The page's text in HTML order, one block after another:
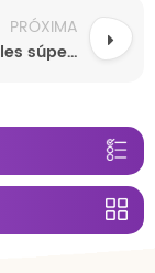
PRÓXIMA
Muestra gratuita de pañales desechables súper suaves de primera calidad para bebés al por mayor. Todos los tamaños disponibles.